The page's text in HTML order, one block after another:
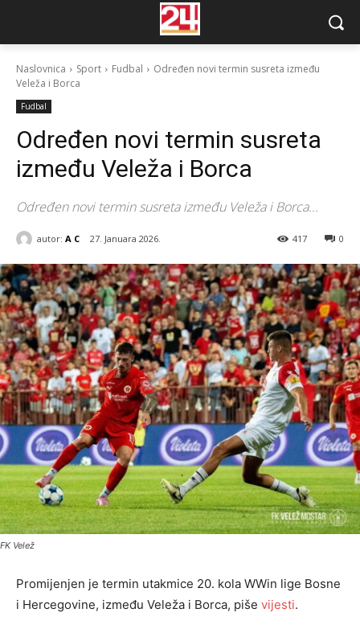
Naslovnica Sport Fudbal
Određen novi termin susreta između
Veleža i Borca
Fudbal
Određen novi termin susreta
između Veleža i Borca
Određen novi termin susreta između Veleža i Borca...
autor: A C 27. Januara 2026. 0
417
FK Velež
Promijenjen je termin utakmice 20. kola WWin lige Bosne
i Hercegovine, između Veleža i Borca, piše vijesti.